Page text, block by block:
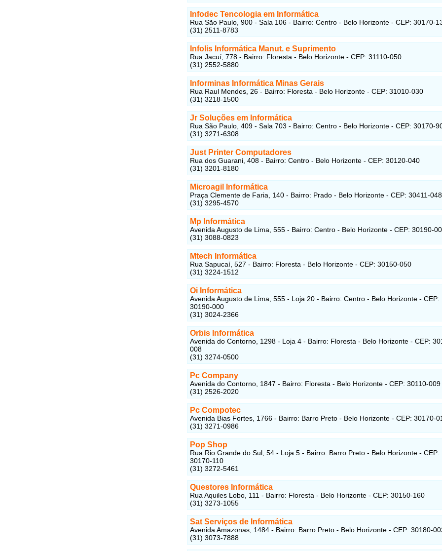
Infodec Tencologia em Informática
Rua São Paulo, 900 - Sala 106 - Bairro: Centro - Belo Horizonte - CEP: 30170-
(31) 2511-8783
Infolis Informática Manut. e Suprimento
Rua Jacuí, 778 - Bairro: Floresta - Belo Horizonte - CEP: 31110-050
(31) 2552-5880
Informinas Informática Minas Gerais
Rua Raul Mendes, 26 - Bairro: Floresta - Belo Horizonte - CEP: 31010-030
(31) 3218-1500
Jr Soluções em Informática
Rua São Paulo, 409 - Sala 703 - Bairro: Centro - Belo Horizonte - CEP: 30170-
(31) 3271-6308
Just Printer Computadores
Rua dos Guarani, 408 - Bairro: Centro - Belo Horizonte - CEP: 30120-040
(31) 3201-8180
Microagil Informática
Praça Clemente de Faria, 140 - Bairro: Prado - Belo Horizonte - CEP: 30411-048
(31) 3295-4570
Mp Informática
Avenida Augusto de Lima, 555 - Bairro: Centro - Belo Horizonte - CEP: 30190-
(31) 3088-0823
Mtech Informática
Rua Sapucaí, 527 - Bairro: Floresta - Belo Horizonte - CEP: 30150-050
(31) 3224-1512
Oi Informática
Avenida Augusto de Lima, 555 - Loja 20 - Bairro: Centro - Belo Horizonte - CEP:
30190-000
(31) 3024-2366
Orbis Informática
Avenida do Contorno, 1298 - Loja 4 - Bairro: Floresta - Belo Horizonte - CEP:
008
(31) 3274-0500
Pc Company
Avenida do Contorno, 1847 - Bairro: Floresta - Belo Horizonte - CEP: 30110-009
(31) 2526-2020
Pc Compotec
Avenida Bias Fortes, 1766 - Bairro: Barro Preto - Belo Horizonte - CEP: 30170-
(31) 3271-0986
Pop Shop
Rua Rio Grande do Sul, 54 - Loja 5 - Bairro: Barro Preto - Belo Horizonte - CEP:
30170-110
(31) 3272-5461
Questores Informática
Rua Aquiles Lobo, 111 - Bairro: Floresta - Belo Horizonte - CEP: 30150-160
(31) 3273-1055
Sat Serviços de Informática
Avenida Amazonas, 1484 - Bairro: Barro Preto - Belo Horizonte - CEP: 30180-
(31) 3073-7888